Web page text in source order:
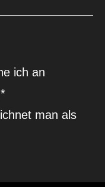
ich an
man als